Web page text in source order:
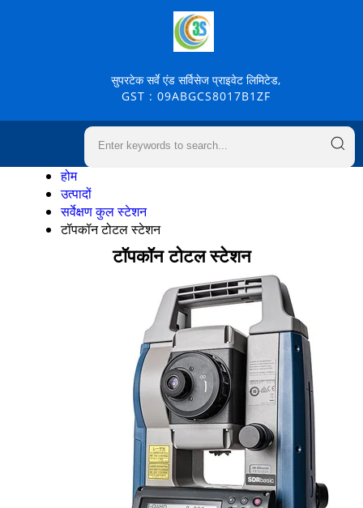
सुपरटेक सर्वे एंड सर्विसेज प्राइवेट लिमिटेड,
GST : 09ABGCS8017B1ZF
होम
उत्पादों
सर्वेक्षण कुल स्टेशन
टॉपकॉन टोटल स्टेशन
टॉपकॉन टोटल स्टेशन